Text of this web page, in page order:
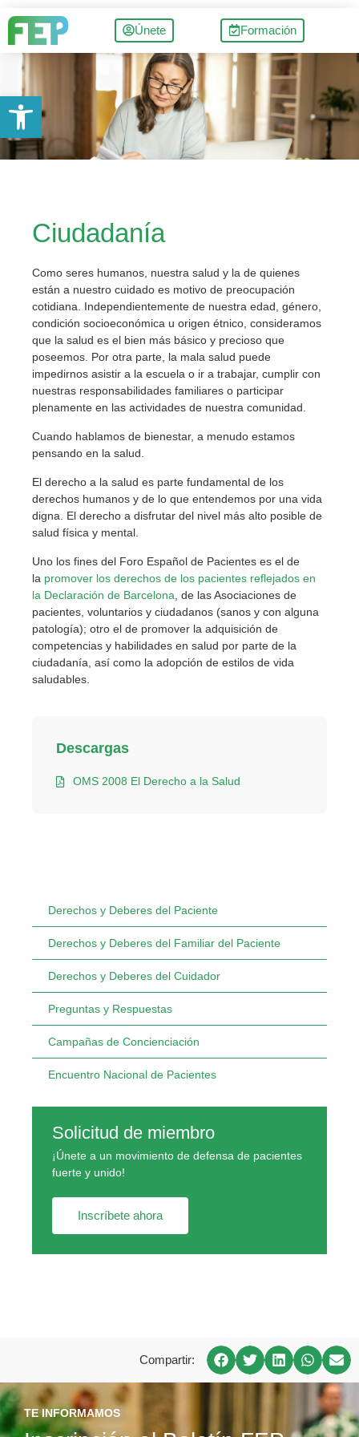
Únete Formación
Derechos y Deberes del Paciente
Derechos y Deberes del Familiar del Paciente
Derechos y Deberes del Cuidador
Preguntas y Respuestas
Campañas de Concienciación
Encuentro Nacional de Pacientes
Solicitud de miembro
¡Únete a un movimiento de defensa de pacientes
fuerte y unido!
Inscríbete ahora
Ciudadanía
Como seres humanos, nuestra salud y la de quienes
están a nuestro cuidado es motivo de preocupación
cotidiana. Independientemente de nuestra edad, género,
condición socioeconómica u origen étnico, consideramos
que la salud es el bien más básico y precioso que
poseemos. Por otra parte, la mala salud puede
impedirnos asistir a la escuela o ir a trabajar, cumplir con
nuestras responsabilidades familiares o participar
plenamente en las actividades de nuestra comunidad.
Cuando hablamos de bienestar, a menudo estamos
pensando en la salud.
El derecho a la salud es parte fundamental de los
derechos humanos y de lo que entendemos por una vida
digna. El derecho a disfrutar del nivel más alto posible de
salud física y mental.
Uno los fines del Foro Español de Pacientes es el de
la promover los derechos de los pacientes reflejados en
la Declaración de Barcelona, de las Asociaciones de
pacientes, voluntarios y ciudadanos (sanos y con alguna
patología); otro el de promover la adquisición de
competencias y habilidades en salud por parte de la
ciudadanía, así como la adopción de estilos de vida
saludables.
Descargas
OMS 2008 El Derecho a la Salud
Compartir:
TE INFORMAMOS
Abrir barra de herramientas